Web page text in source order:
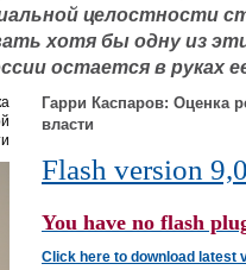
целостности
хотя бы одну из
остается в руках
Гарри Каспаров: Оценка
власти
Flash version
You have no flash
Click here to download latest